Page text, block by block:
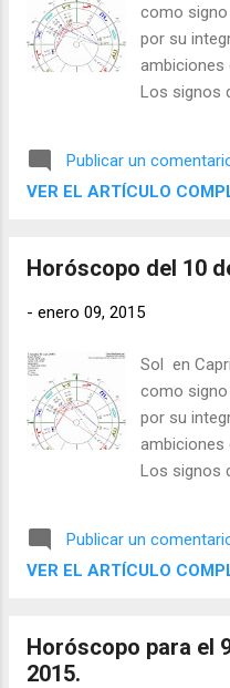
como
por su
ambiciones
Los signos
saben
Publicar un
VER EL ARTÍCULO
Horóscopo del 10
- enero 09, 2015
Sol en
como
por su
ambiciones
Los signos
saben
Publicar un
VER EL ARTÍCULO
Horóscopo para el
2015.